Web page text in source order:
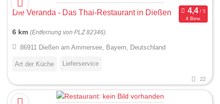
Die Veranda - Das Thai-Restaurant in Dießen
4 Bew.
6 km (Entfernung von PLZ 82346)
86911 Dießen am Ammersee, Bayern, Deutschland
Art der Küche Lieferservice
22